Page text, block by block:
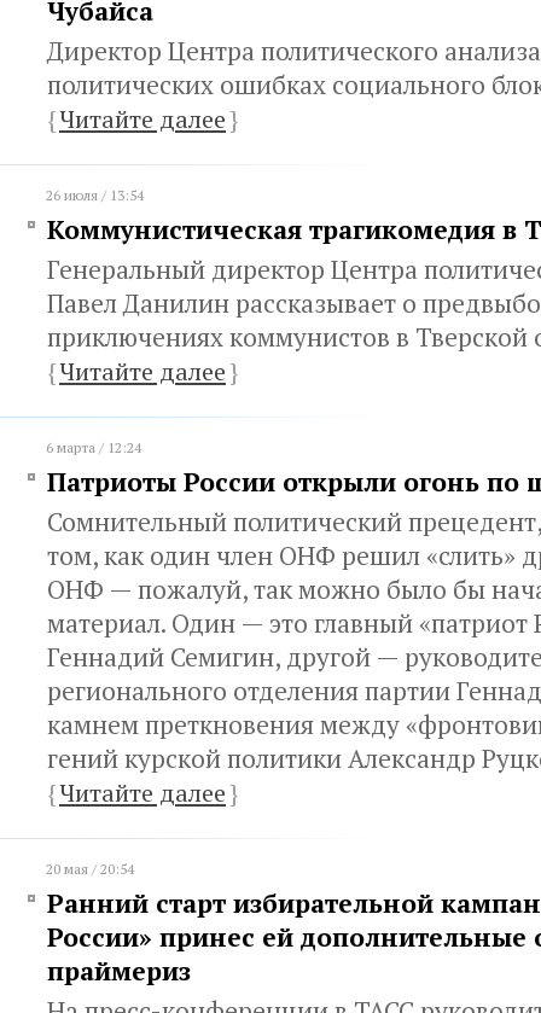
Чубайса
Директор Центра политического
политических ошибках социального
{Читайте далее}
26 июля / 13:54
Коммунистическая трагикомедия в
Генеральный директор Центра
Павел Данилин рассказывает о
приключениях коммунистов в Тверской
{Читайте далее}
6 марта / 12:24
Патриоты России открыли огонь по
Сомнительный политический
том, как один член ОНФ решил «слить»
ОНФ — пожалуй, так можно было бы
материал. Один — это главный «патриот
Геннадий Семигин, другой —
регионального отделения партии
камнем преткновения между
ге­ний кур­ской по­ли­ти­ки Алек­сандр
{Читайте далее}
20 мая / 20:54
Ранний старт избирательной
России» принес ей дополнительные
праймериз